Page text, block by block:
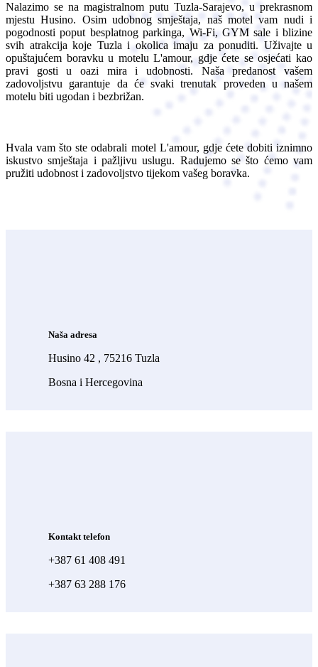
Nalazimo se na magistralnom putu Tuzla-Sarajevo, u prekrasnom
mjestu Husino. Osim udobnog smještaja, naš motel vam nudi i
pogodnosti poput besplatnog parkinga, Wi-Fi, GYM sale i blizine
svih atrakcija koje Tuzla i okolica imaju za ponuditi. Uživajte u
opuštajućem boravku u motelu L'amour, gdje ćete se osjećati kao
pravi gosti u oazi mira i udobnosti. Naša predanost vašem
zadovoljstvu garantuje da će svaki trenutak proveden u našem
motelu biti ugodan i bezbrižan.
Hvala vam što ste odabrali motel L'amour, gdje ćete dobiti iznimno
iskustvo smještaja i pažljivu uslugu. Radujemo se što ćemo vam
pružiti udobnost i zadovoljstvo tijekom vašeg boravka.
Naša adresa
Husino 42 , 75216 Tuzla
Bosna i Hercegovina
Kontakt telefon
+387 61 408 491
+387 63 288 176